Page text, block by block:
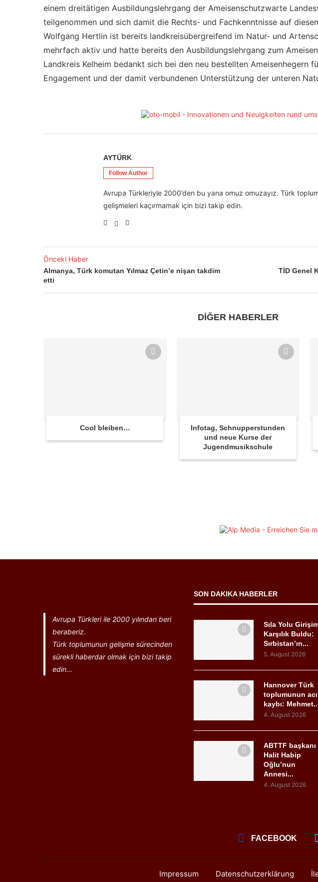
einem dreitätigen Ausbildungslehrgang der Ameisenschutzwarte
teilgenommen und sich damit die Rechts- und Fachkenntnisse auf
Wolfgang Hertlin ist bereits landkreisübergreifend im Natur- und
mehrfach aktiv und hatte bereits den Ausbildungslehrgang zum
Landkreis Kelheim bedankt sich bei den neu bestellten Ameisenhegern
Engagement und der damit verbundenen Unterstützung der unteren
AYTÜRK
Follow Author
Avrupa Türkleriyle 2000’den bu yana omuz omuzayız. Türk
gelişmeleri kaçırmamak için bizi takip edin.
Önceki Haber
Almanya, Türk komutan Yılmaz Çetin’e nişan takdim
etti
TİD Genel
DİĞER HABERLER
Cool bleiben…
Infotag, Schnupperstunden
und neue Kurse der
Jugendmusikschule
Avrupa Türkleri ile 2000 yılından beri
beraberiz.
Türk toplumunun gelişme sürecinden
sürekli haberdar olmak için bizi takip
edin...
SON DAKIKA HABERLER
Sıla Yolu
Karşılık Buldu:
Sırbistan’ın...
5. August 2026
Hannover Türk
toplumunun acı
kaybı:
4. August 2026
ABTTF başkanı
Halit Habip
Oğlu’nun
Annesi...
4. August 2026
FACEBOOK
Impressum Datenschutzerklärung